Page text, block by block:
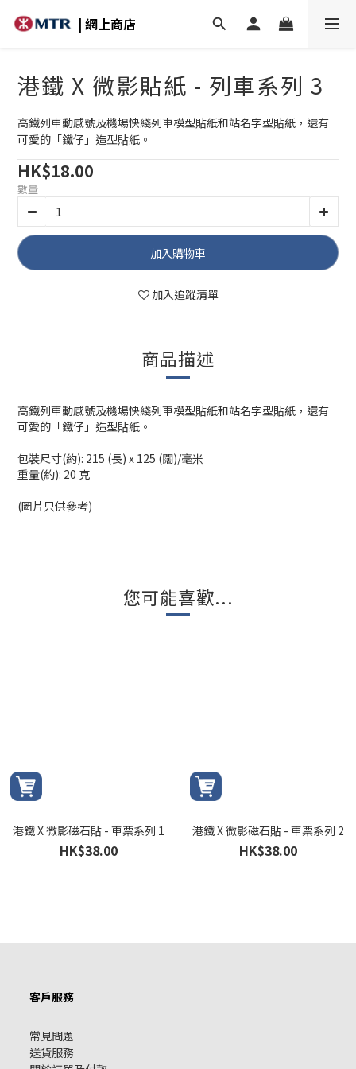
| 網上商店
港鐵 X 微影貼紙 - 列車系列 3
高鐵列車動感號及機場快綫列車模型貼紙和站名字型貼紙，還有
可愛的「鐵仔」造型貼紙。
HK$18.00
數量
加入購物車
加入追蹤清單
商品描述
高鐵列車動感號及機場快綫列車模型貼紙和站名字型貼紙，還有
可愛的「鐵仔」造型貼紙。
包裝尺寸(約): 215 (長) x 125 (闊)/毫米
重量(約): 20 克
(圖片只供參考)
您可能喜歡...
港鐵 X 微影磁石貼 - 車票系列 1
HK$38.00
港鐵 X 微影磁石貼 - 車票系列 2
HK$38.00
客戶服務
常見問題
送貨服務